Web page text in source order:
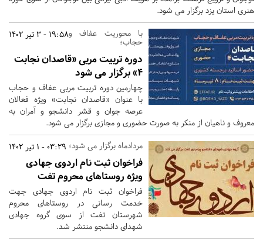
هنری استان یزد برگزار می شود.
19:58 - 3 تیر 1402با محوریت عفاف و
حجاب؛
دوره تربیت مربی «قاصدان نجابت
4» برگزار می شود
چهارمین دوره تربیت مربی عفاف و حجاب
با عنوان «قاصدان نجابت» ویژه فعالان
عرصه جوان و قشر دانشجو و آمران به
معروف و ناهیان از منکر به صورت حضوری و مجازی برگزار می شود.
03:29 - 1 تیر 1402 مردادماه برگزار می شود؛
فراخوان ثبت نام اردوی جهادی
ویژه روستاهای محروم تفت
فراخوان ثبت نام اردوی جهادی جهت
خدمت رسانی در روستاهای محروم
شهرستان تفت از سوی گروه جهادی
شهدای دانشجو منتشر شد.